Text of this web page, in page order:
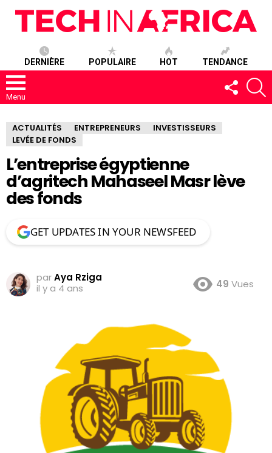
DERNIÈRE POPULAIRE HOT TENDANCE
Menu
SUIVEZ-
NOUS
ACTUALITÉS ENTREPRENEURS
INVESTISSEURS
LEVÉE DE FONDS
L’entreprise égyptienne
d’agritech Mahaseel Masr lève
des fonds
GET UPDATES IN YOUR NEWSFEED
parAya Rziga
il y a 4 ans
49 Vues